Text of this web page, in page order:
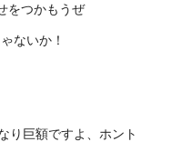
をつかもうぜ
ないか！
り巨額ですよ、ホント